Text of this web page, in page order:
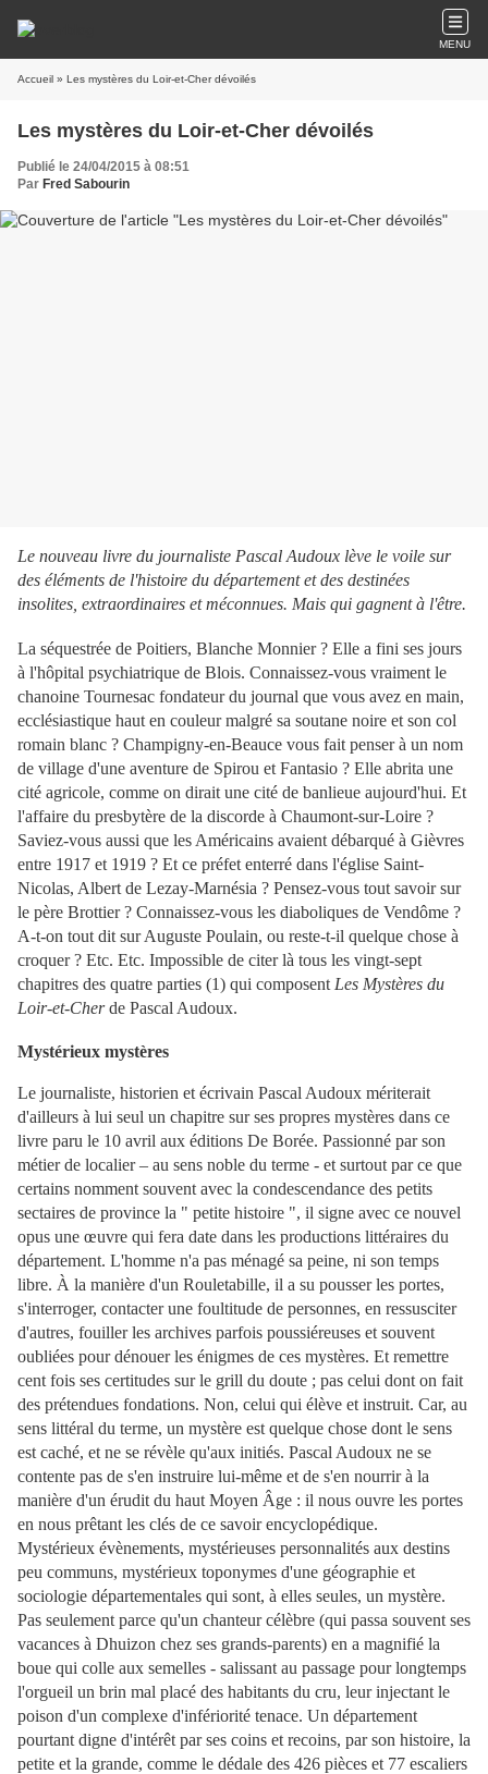
MENU
Accueil » Les mystères du Loir-et-Cher dévoilés
Les mystères du Loir-et-Cher dévoilés
Publié le 24/04/2015 à 08:51
Par Fred Sabourin
Le nouveau livre du journaliste Pascal Audoux lève le voile sur
des éléments de l'histoire du département et des destinées
insolites, extraordinaires et méconnues. Mais qui gagnent à l'être.
La séquestrée de Poitiers, Blanche Monnier ? Elle a fini ses jours
à l'hôpital psychiatrique de Blois. Connaissez-vous vraiment le
chanoine Tournesac fondateur du journal que vous avez en main,
ecclésiastique haut en couleur malgré sa soutane noire et son col
romain blanc ? Champigny-en-Beauce vous fait penser à un nom
de village d'une aventure de Spirou et Fantasio ? Elle abrita une
cité agricole, comme on dirait une cité de banlieue aujourd'hui. Et
l'affaire du presbytère de la discorde à Chaumont-sur-Loire ?
Saviez-vous aussi que les Américains avaient débarqué à Gièvres
entre 1917 et 1919 ? Et ce préfet enterré dans l'église Saint-
Nicolas, Albert de Lezay-Marnésia ? Pensez-vous tout savoir sur
le père Brottier ? Connaissez-vous les diaboliques de Vendôme ?
A-t-on tout dit sur Auguste Poulain, ou reste-t-il quelque chose à
croquer ? Etc. Etc. Impossible de citer là tous les vingt-sept
chapitres des quatre parties (1) qui composent Les Mystères du
Loir-et-Cherde Pascal Audoux.
Mystérieux mystères
Le journaliste, historien et écrivain Pascal Audoux mériterait
d'ailleurs à lui seul un chapitre sur ses propres mystères dans ce
livre paru le 10 avril aux éditions De Borée. Passionné par son
métier de localier – au sens noble du terme - et surtout par ce que
certains nomment souvent avec la condescendance des petits
sectaires de province la " petite histoire ", il signe avec ce nouvel
opus une œuvre qui fera date dans les productions littéraires du
département. L'homme n'a pas ménagé sa peine, ni son temps
libre. À la manière d'un Rouletabille, il a su pousser les portes,
s'interroger, contacter une foultitude de personnes, en ressusciter
d'autres, fouiller les archives parfois poussiéreuses et souvent
oubliées pour dénouer les énigmes de ces mystères. Et remettre
cent fois ses certitudes sur le grill du doute ; pas celui dont on fait
des prétendues fondations. Non, celui qui élève et instruit. Car, au
sens littéral du terme, un mystère est quelque chose dont le sens
est caché, et ne se révèle qu'aux initiés. Pascal Audoux ne se
contente pas de s'en instruire lui-même et de s'en nourrir à la
manière d'un érudit du haut Moyen Âge : il nous ouvre les portes
en nous prêtant les clés de ce savoir encyclopédique.
Mystérieux évènements, mystérieuses personnalités aux destins
peu communs, mystérieux toponymes d'une géographie et
sociologie départementales qui sont, à elles seules, un mystère.
Pas seulement parce qu'un chanteur célèbre (qui passa souvent ses
vacances à Dhuizon chez ses grands-parents) en a magnifié la
boue qui colle aux semelles - salissant au passage pour longtemps
l'orgueil un brin mal placé des habitants du cru, leur injectant le
poison d'un complexe d'infériorité tenace. Un département
pourtant digne d'intérêt par ses coins et recoins, par son histoire, la
petite et la grande, comme le dédale des 426 pièces et 77 escaliers